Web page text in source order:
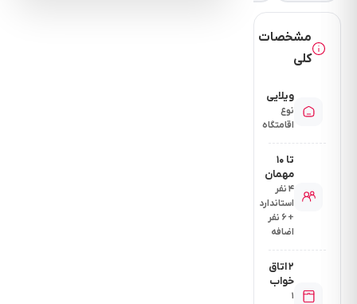
مشخصات
کلی
ویلایی
نوع
اقامتگاه
تا ۱۰
مهمان
۴ نفر
استاندارد
+ ۶ نفر
اضافه
۲ اتاق
خواب
۱